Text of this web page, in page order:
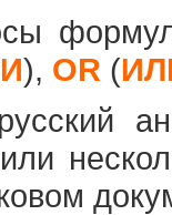
И), OR (